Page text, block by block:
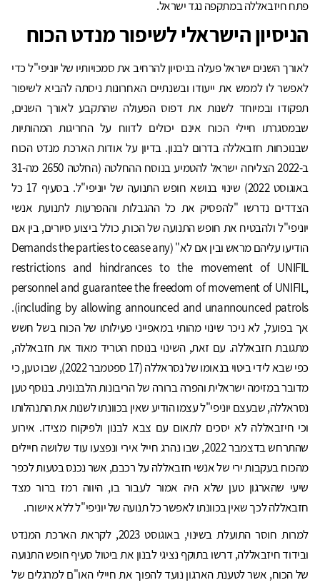
פתח חיזבאללה במתקפה נגד ישראל.
הניסיון הישראלי לשיפור מנדט הכוח
לאורך השנים ישראל פעלה בניסיון להרחיב את סמכויותיו של יוניפי"ל כדי
לאפשר לו לממש את ייעודו ובשנתיים האחרונות ניסתה להביא לשיפור
תפקודו ובמיוחד לשנות את דפוס הפעולה שהתקבע לאורך השנים,
שבמסגרתו חיילי הכוח אינם יכולים לדווח על החריגות המהותיות
שבנוכחות חזבאללה בדרום לבנון. בדיון על אודות הארכת מנדט הכוח
ב-2022 הצליחה ישראל להטמיע בנוסח ההחלטה (החלטה 2650 מה-31
באוגוסט 2022) שינוי בנושא חופש התנועה של יוניפי"ל. בסעיף 17 כל
הצדדים נדרשו "להפסיק את כל ההגבלות וההפרעות לתנועת אנשי
יוניפי"ל ולהבטיח את חופש התנועה של הכוח, כולל ביצוע סיורים, בין אם
הודיעו עליהם מראש ובין אם לא" (Demands the parties to cease any
restrictions and hindrances to the movement of UNIFIL
personnel and guarantee the freedom of movement of UNIFIL,
including by allowing announced and unannounced patrols).
אך בפועל, לא ניכר שינוי מהותי במאפייני פעילותו של הכוח בשל חשש
מתגובת חזבאללה. עם זאת, השינוי בנוסח הטריד מאוד את חזבאללה,
כפי שבא לידי ביטוי בנאומו של נסראללה (17 ספטמבר 2022), שבו טען, כי
מדובר במזימה ישראלית והפרה ברורה של הריבונות הלבנונית. בנוסף טען
נסראללה, שבעצם יוניפי"ל עצמו הודיע שאין בכוונתו לשנות את התנהלותו
וכי חיזבאללה לא יסכים לתאום עם צבא לבנון ולפיקוח מצידו. אירוע
שהתרחש בדצמבר 2022, שבו נהרג חייל אירי ונפצעו עוד שלושה חיילים
מהכוח בעקבות ירי של אנשי חזבאללה על רכבם, אשר נכנס בטעות לכפר
שיעי שהארגון טען שלא היה אמור לעבור בו, היווה רמז ברור מצד
חזבאללה לכך שאין בכוונתו לאפשר כל תנועה של יוניפי"ל ללא אישורו.
למרות חוסר התועלת בשינוי, באוגוסט 2023, לקראת הארכת המנדט
ובידוד חיזבאללה, דרשו בתוקף נציגי לבנון את ביטול סעיף חופש התנועה
של הכוח, אשר לטענת הארגון נועד להפוך את חיילי האו"ם למרגלים של